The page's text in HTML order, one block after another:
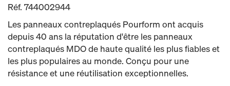
Réf. 744002944
Les panneaux contreplaqués Pourform ont acquis
depuis 40 ans la réputation d'être les panneaux
contreplaqués MDO de haute qualité les plus fiables et
les plus populaires au monde. Conçu pour une
résistance et une réutilisation exceptionnelles.